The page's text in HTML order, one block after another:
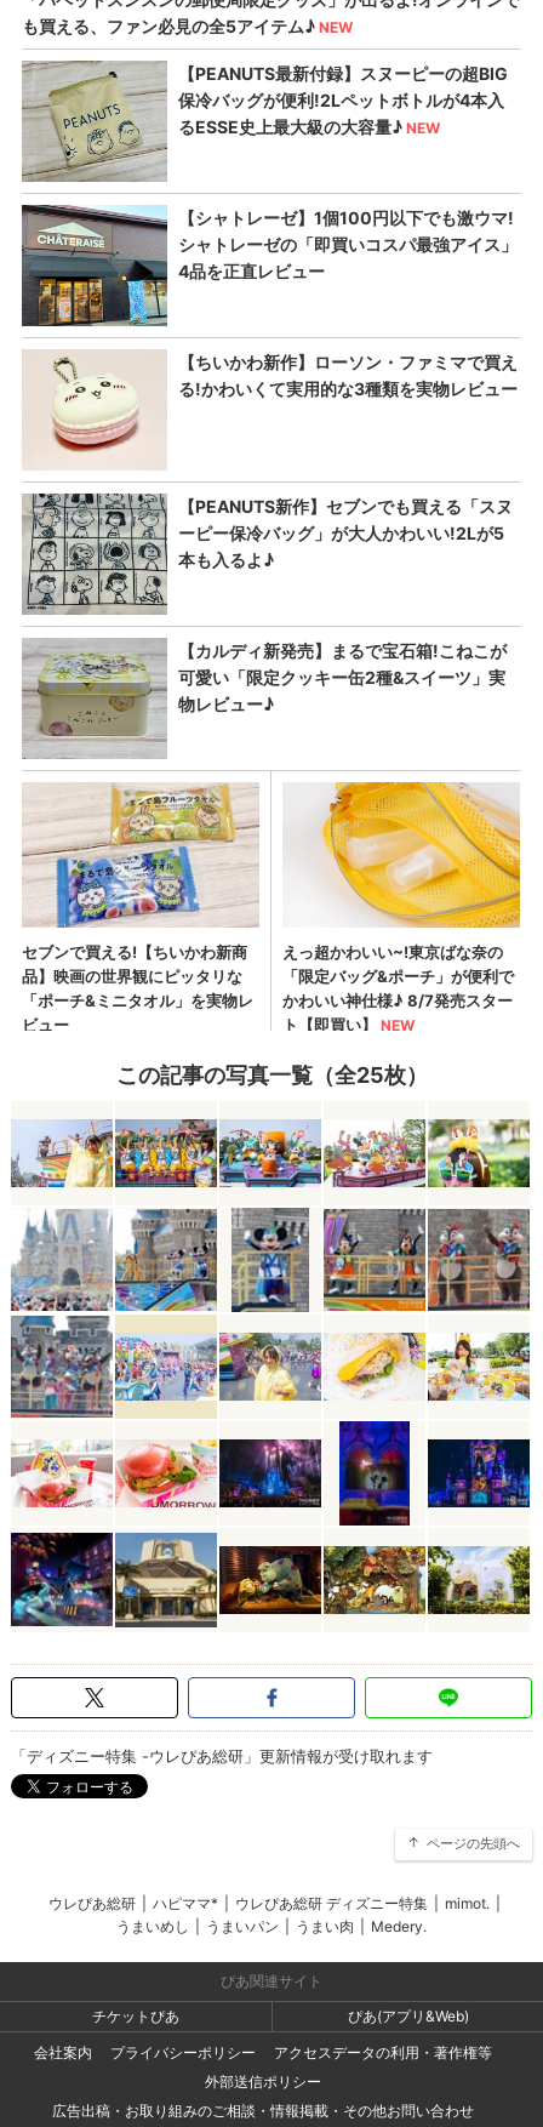
この記事の写真一覧（全25枚）
「ディズニー特集 -ウレぴあ総研」更新情報が受け取れます
ページの先頭へ
ウレぴあ総研 ハピママ* ウレぴあ総研 ディズニー特集 mimot.
うまいめし
うまいパン うまい肉 Medery.
ぴあ関連サイト
チケットぴあ
ぴあ(アプリ&Web)
会社案内
プライバシーポリシー
アクセスデータの利用・著作権等
外部送信ポリシー
広告出稿・お取り組みのご相談・情報掲載・その他お問い合わせ